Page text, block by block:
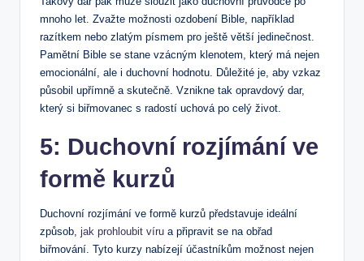
mnoho let. Zvažte možnosti ozdobení Bible, například
razítkem nebo‌ zlatým písmem⁤ pro ještě větší jedinečnost.
Pamětní Bible se stane vzácným​ klenotem, který má nejen
emocionální, ale i duchovní hodnotu. Důležité je, aby vzkaz
působil upřímně a skutečně. Vznikne tak opravdový dar,
který si biřmovanec s radostí uchová po‍ celý život.
5: Duchovní rozjímání ve
formě kurzů
Duchovní rozjímání ve formě ​kurzů představuje ideální
způsob, jak prohloubit víru a ‌připravit ⁣se na ‌obřad
biřmování. Tyto kurzy nabízejí účastníkům možnost nejen